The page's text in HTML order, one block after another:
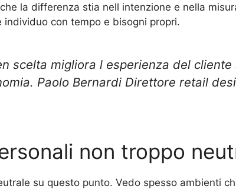
la differenza stia nell intenzione e nella
con tempo e bisogni propri.
scelta migliora l esperienza del cliente
Paolo Bernardi Direttore retail
non troppo
su questo punto. Vedo spesso ambienti